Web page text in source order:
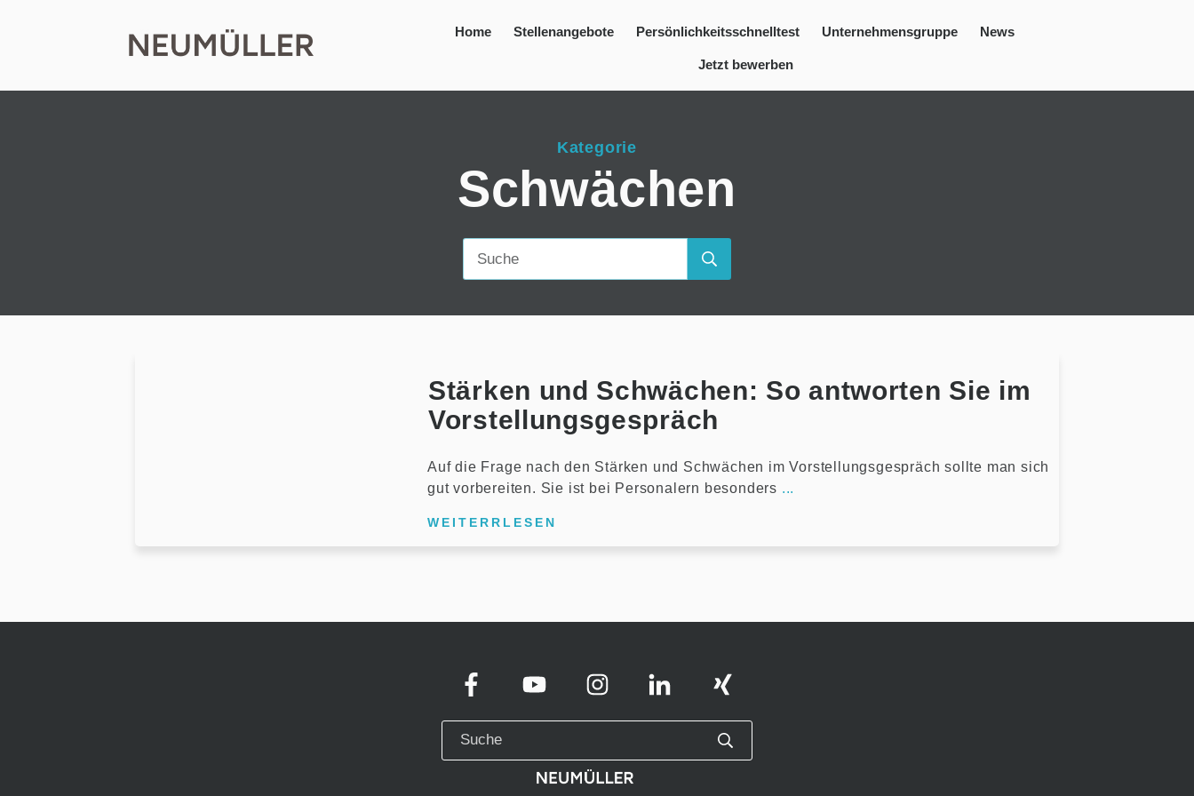
Home Stellenangebote Persönlichkeitsschnelltest Unternehmensgruppe News
Jetzt bewerben
Kategorie
Schwächen
Stärken und Schwächen: So antworten Sie im
Vorstellungsgespräch
Auf die Frage nach den Stärken und Schwächen im Vorstellungsgespräch sollte man sich
gut vorbereiten. Sie ist bei Personalern besonders ...
WEITERRLESEN